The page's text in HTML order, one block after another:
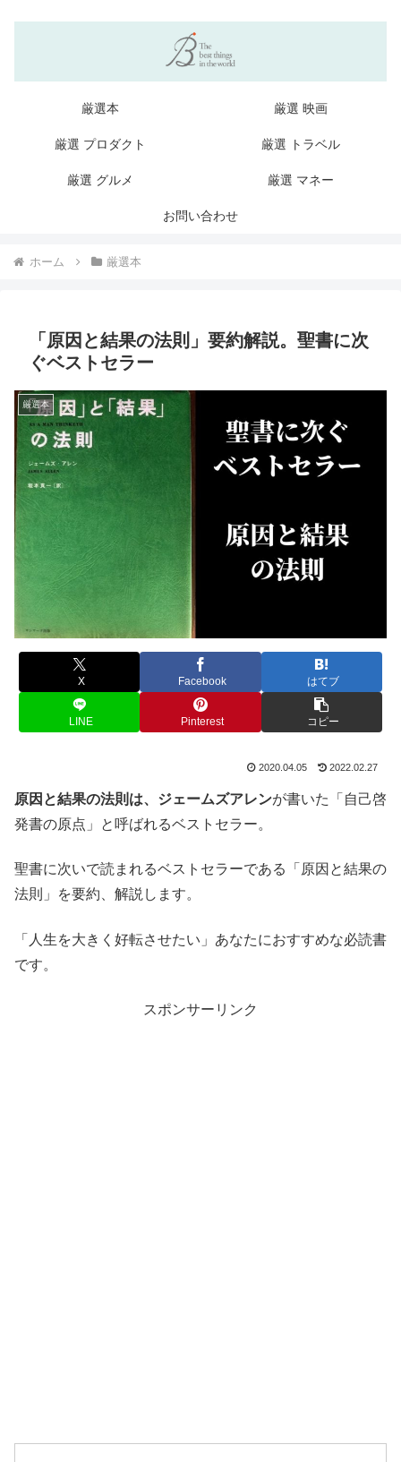
厳選本 厳選 映画
厳選 プロダクト 厳選 トラベル
厳選 グルメ 厳選 マネー
お問い合わせ
ホーム 厳選本
「原因と結果の法則」要約解説。聖書に次
ぐベストセラー
厳選本
X Facebook はてブ
LINE Pinterest コピー
2020.04.05 2022.02.27
原因と結果の法則は、ジェームズアレンが書いた「自己啓
発書の原点」と呼ばれるベストセラー。
聖書に次いで読まれるベストセラーである「原因と結果の
法則」を要約、解説します。
「人生を大きく好転させたい」あなたにおすすめな必読書
です。
スポンサーリンク